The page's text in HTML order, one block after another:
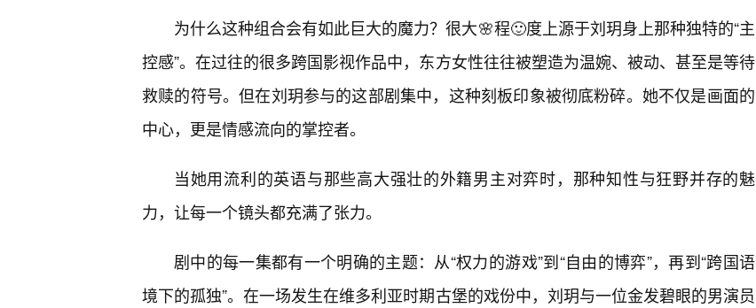
为什么这种组合会有如此巨大的魔力？很大🌸程🙂度上源于刘玥身上那种独特的“主
控感”。在过往的很多跨国影视作品中，东方女性往往被塑造为温婉、被动、甚至是等待
救赎的符号。但在刘玥参与的这部剧集中，这种刻板印象被彻底粉碎。她不仅是画面的
中心，更是情感流向的掌控者。
当她用流利的英语与那些高大强壮的外籍男主对弈时，那种知性与狂野并存的魅
力，让每一个镜头都充满了张力。
剧中的每一集都有一个明确的主题：从“权力的游戏”到“自由的博弈”，再到“跨国语
境下的孤独”。在一场发生在维多利亚时期古堡的戏份中，刘玥与一位金发碧眼的男演员